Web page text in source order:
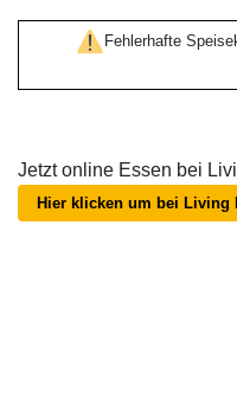
Fehlerhafte
Jetzt online Essen bei
Hier klicken um bei Living